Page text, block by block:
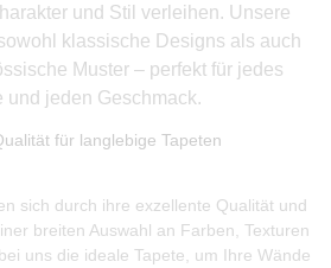
und Stil verleihen. Unsere
klassische Designs als auch
Muster – perfekt für jedes
und jeden Geschmack.
für langlebige Tapeten
sich durch ihre exzellente Qualität und
breiten Auswahl an Farben, Texturen
uns die ideale Tapete, um Ihre Wände